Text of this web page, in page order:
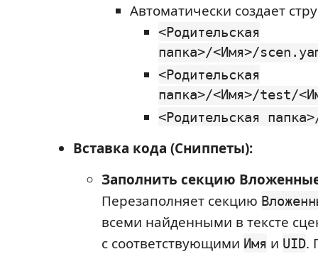
Автоматически создает
<Родительская
папка>/<Имя>/
<Родительская
папка>/<Имя>/test/
<Родительская
Вставка кода (Сниппеты):
Заполнить секцию
Перезаполняет секцию
всеми найденными в тексте
с соответствующими Имя и UID.